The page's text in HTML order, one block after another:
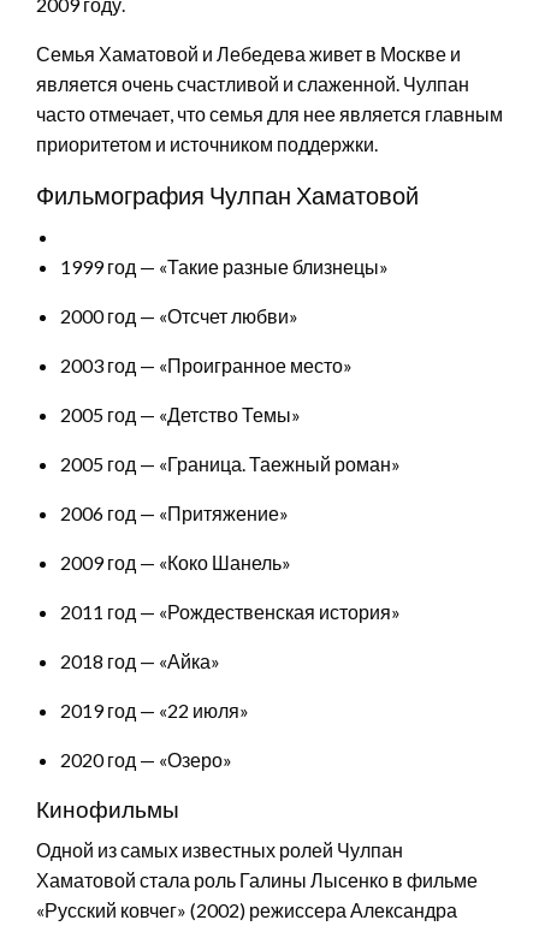
Семья Хаматовой и Лебедева живет в Москве и
является очень счастливой и слаженной. Чулпан
часто отмечает, что семья для нее является главным
приоритетом и источником поддержки.
Фильмография Чулпан Хаматовой
1999 год — «Такие разные близнецы»
2000 год — «Отсчет любви»
2003 год — «Проигранное место»
2005 год — «Детство Темы»
2005 год — «Граница. Таежный роман»
2006 год — «Притяжение»
2009 год — «Коко Шанель»
2011 год — «Рождественская история»
2018 год — «Айка»
2019 год — «22 июля»
2020 год — «Озеро»
Кинофильмы
Одной из самых известных ролей Чулпан
Хаматовой стала роль Галины Лысенко в фильме
«Русский ковчег» (2002) режиссера Александра